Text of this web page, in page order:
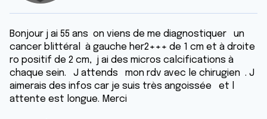
Bonjour j ai 55 ans on viens de me diagnostiquer un
cancer blittéral à gauche her2+++ de 1 cm et à droite
ro positif de 2 cm, j ai des micros calcifications à
chaque sein. J attends mon rdv avec le chirugien . J
aimerais des infos car je suis très angoissée et l
attente est longue. Merci